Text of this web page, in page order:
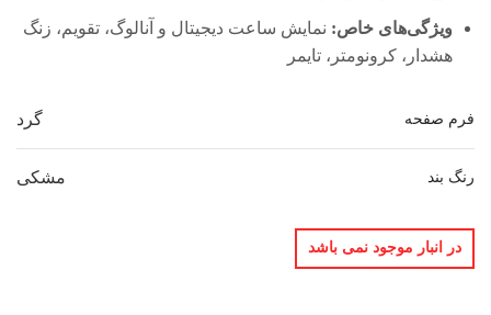
ویژگی‌های خاص: نمایش ساعت دیجیتال و آنالوگ، تقویم، زنگ
هشدار، کرونومتر، تایمر
فرم صفحه گرد
رنگ بند مشکی
در انبار موجود نمی باشد